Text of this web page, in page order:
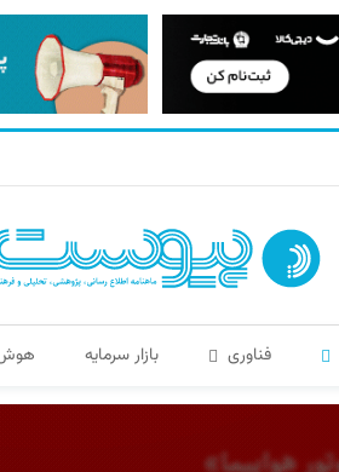
فناوری بازار سرمایه